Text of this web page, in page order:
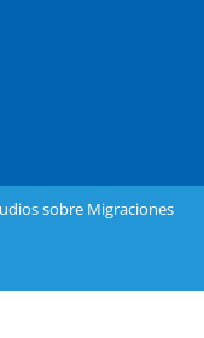
sobre Migraciones